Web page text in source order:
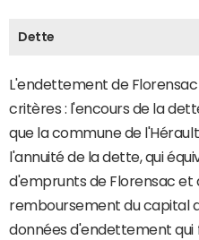
Dette
L'endettement de
critères : l'encours de la
que la commune de
l'annuité de la dette, qui
d'emprunts de Florensac et
remboursement du capital
données d'endettement